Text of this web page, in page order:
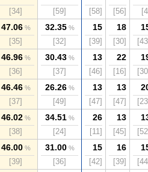
[34] [59] [58] [56]
47.06%
[35]
32.35%
[32]
15
[39]
18
[30]
46.96%
[36]
30.43%
[37]
13
[46]
22
[16]
46.46%
[37]
26.26%
[49]
13
[47]
13
[47]
46.02%
[38]
34.51%
[24]
26
[11]
13
[45]
46.00%
[39]
31.00%
[36]
15
[42]
16
[39]